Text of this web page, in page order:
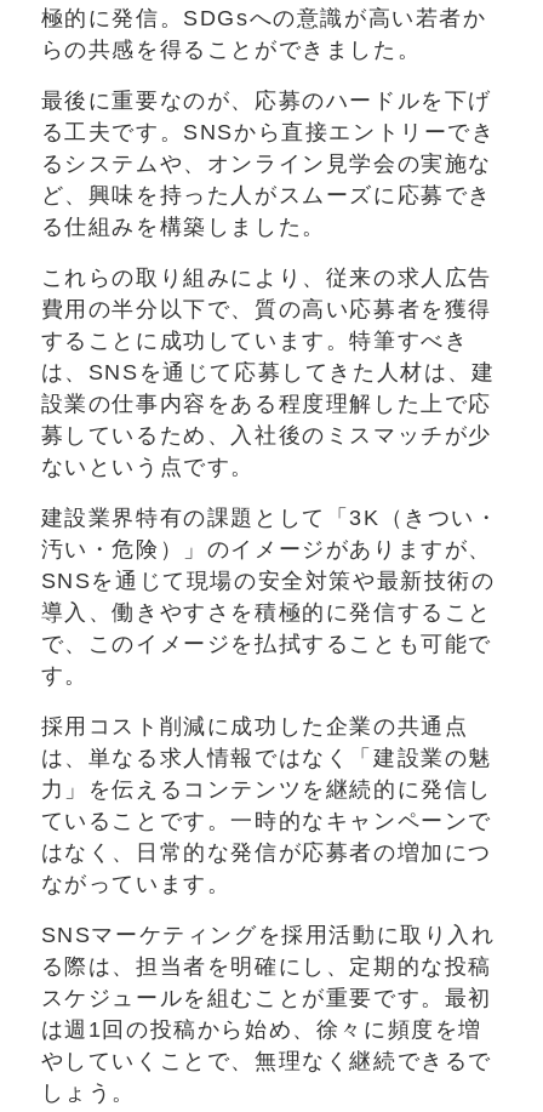
極的に発信。SDGsへの意識が高い若者か
らの共感を得ることができました。
最後に重要なのが、応募のハードルを下げ
る工夫です。SNSから直接エントリーでき
るシステムや、オンライン見学会の実施な
ど、興味を持った人がスムーズに応募でき
る仕組みを構築しました。
これらの取り組みにより、従来の求人広告
費用の半分以下で、質の高い応募者を獲得
することに成功しています。特筆すべき
は、SNSを通じて応募してきた人材は、建
設業の仕事内容をある程度理解した上で応
募しているため、入社後のミスマッチが少
ないという点です。
建設業界特有の課題として「3K（きつい・
汚い・危険）」のイメージがありますが、
SNSを通じて現場の安全対策や最新技術の
導入、働きやすさを積極的に発信すること
で、このイメージを払拭することも可能で
す。
採用コスト削減に成功した企業の共通点
は、単なる求人情報ではなく「建設業の魅
力」を伝えるコンテンツを継続的に発信し
ていることです。一時的なキャンペーンで
はなく、日常的な発信が応募者の増加につ
ながっています。
SNSマーケティングを採用活動に取り入れ
る際は、担当者を明確にし、定期的な投稿
スケジュールを組むことが重要です。最初
は週1回の投稿から始め、徐々に頻度を増
やしていくことで、無理なく継続できるで
しょう。